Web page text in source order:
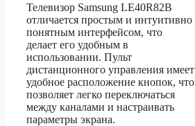
Телевизор Samsung LE40R82B
отличается простым и интуитивно
понятным интерфейсом, что
делает его удобным в
использовании. Пульт
дистанционного управления имеет
удобное расположение кнопок, что
позволяет легко переключаться
между каналами и настраивать
параметры экрана.